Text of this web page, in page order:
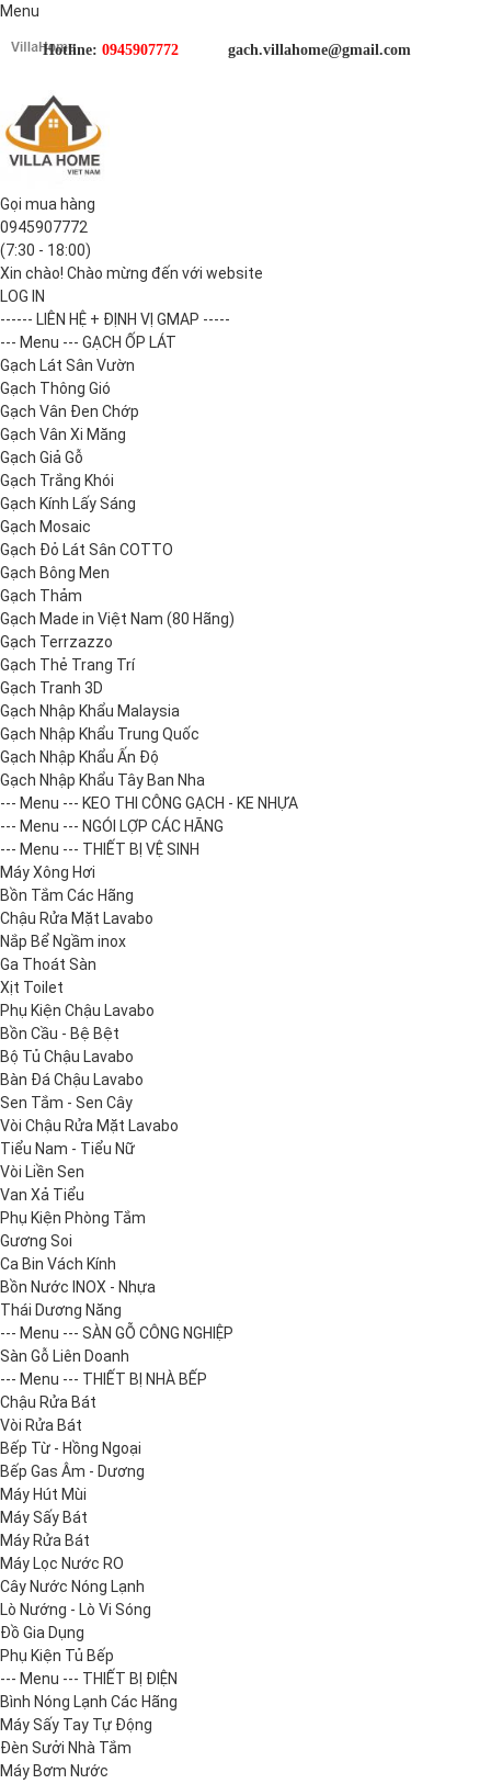
Menu
Hotline: 0945907772 gach.villahome@gmail.com
Gọi mua hàng
0945907772
(7:30 - 18:00)
Xin chào! Chào mừng đến với website
LOG IN
------ LIÊN HỆ + ĐỊNH VỊ GMAP -----
--- Menu --- GẠCH ỐP LÁT
Gạch Lát Sân Vườn
Gạch Thông Gió
Gạch Vân Đen Chớp
Gạch Vân Xi Măng
Gạch Giả Gỗ
Gạch Trắng Khói
Gạch Kính Lấy Sáng
Gạch Mosaic
Gạch Đỏ Lát Sân COTTO
Gạch Bông Men
Gạch Thảm
Gạch Made in Việt Nam (80 Hãng)
Gạch Terrzazzo
Gạch Thẻ Trang Trí
Gạch Tranh 3D
Gạch Nhập Khẩu Malaysia
Gạch Nhập Khẩu Trung Quốc
Gạch Nhập Khẩu Ấn Độ
Gạch Nhập Khẩu Tây Ban Nha
--- Menu --- KEO THI CÔNG GẠCH - KE NHỰA
--- Menu --- NGÓI LỢP CÁC HÃNG
--- Menu --- THIẾT BỊ VỆ SINH
Máy Xông Hơi
Bồn Tắm Các Hãng
Chậu Rửa Mặt Lavabo
Nắp Bể Ngầm inox
Ga Thoát Sàn
Xịt Toilet
Phụ Kiện Chậu Lavabo
Bồn Cầu - Bệ Bệt
Bộ Tủ Chậu Lavabo
Bàn Đá Chậu Lavabo
Sen Tắm - Sen Cây
Vòi Chậu Rửa Mặt Lavabo
Tiểu Nam - Tiểu Nữ
Vòi Liền Sen
Van Xả Tiểu
Phụ Kiện Phòng Tắm
Gương Soi
Ca Bin Vách Kính
Bồn Nước INOX - Nhựa
Thái Dương Năng
--- Menu --- SÀN GỖ CÔNG NGHIỆP
Sàn Gỗ Liên Doanh
--- Menu --- THIẾT BỊ NHÀ BẾP
Chậu Rửa Bát
Vòi Rửa Bát
Bếp Từ - Hồng Ngoại
Bếp Gas Âm - Dương
Máy Hút Mùi
Máy Sấy Bát
Máy Rửa Bát
Máy Lọc Nước RO
Cây Nước Nóng Lạnh
Lò Nướng - Lò Vi Sóng
Đồ Gia Dụng
Phụ Kiện Tủ Bếp
--- Menu --- THIẾT BỊ ĐIỆN
Bình Nóng Lạnh Các Hãng
Máy Sấy Tay Tự Động
Đèn Sưởi Nhà Tắm
Máy Bơm Nước